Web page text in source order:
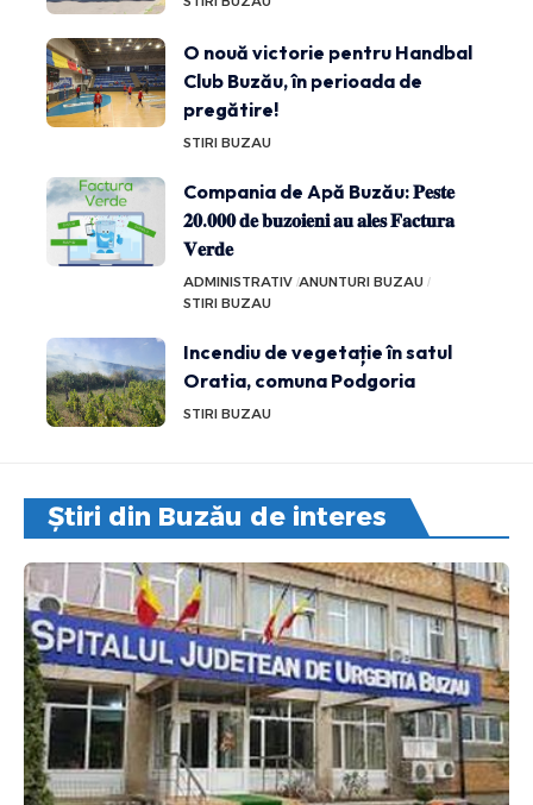
O nouă victorie pentru Handbal
Club Buzău, în perioada de
pregătire!
STIRI BUZAU
Compania de Apă Buzău: 𝐏𝐞𝐬𝐭𝐞
𝟐𝟎.𝟎𝟎𝟎 𝐝𝐞 𝐛𝐮𝐳𝐨𝐢𝐞𝐧𝐢 𝐚𝐮 𝐚𝐥𝐞𝐬 𝐅𝐚𝐜𝐭𝐮𝐫𝐚
𝐕𝐞𝐫𝐝𝐞
ADMINISTRATIV ANUNTURI BUZAU
STIRI BUZAU
Incendiu de vegetație în satul
Oratia, comuna Podgoria
STIRI BUZAU
Știri din Buzău de interes